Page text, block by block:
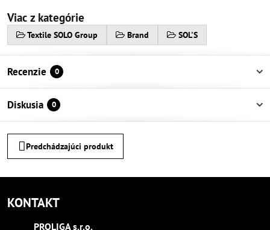
Viac z kategórie
Textile SOLO Group Brand SOL'S
Recenzie 0
Diskusia 0
Predchádzajúci produkt
KONTAKT
PROLIGA s​.r​.o​.